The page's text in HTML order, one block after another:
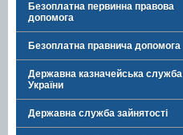
Безоплатна первинна правова
допомога
Безоплатна правнича допомога
Державна казначейська служба
України
Державна служба зайнятості